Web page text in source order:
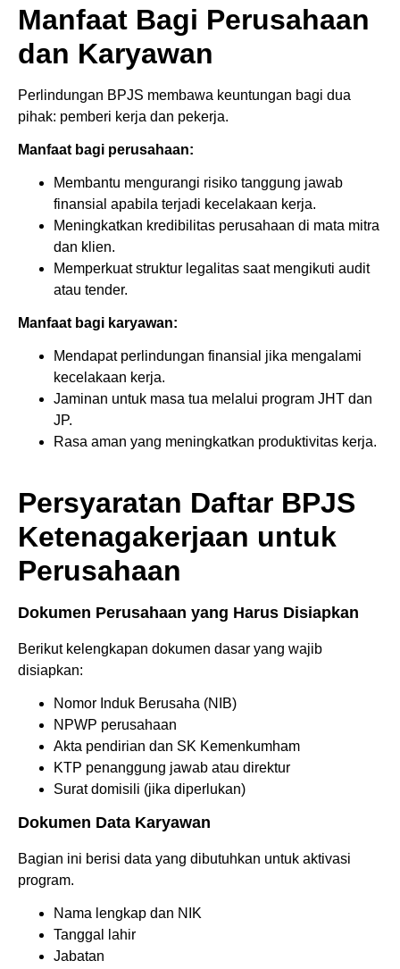
Manfaat Bagi Perusahaan
dan Karyawan
Perlindungan BPJS membawa keuntungan bagi dua
pihak: pemberi kerja dan pekerja.
Manfaat bagi perusahaan:
Membantu mengurangi risiko tanggung jawab
finansial apabila terjadi kecelakaan kerja.
Meningkatkan kredibilitas perusahaan di mata mitra
dan klien.
Memperkuat struktur legalitas saat mengikuti audit
atau tender.
Manfaat bagi karyawan:
Mendapat perlindungan finansial jika mengalami
kecelakaan kerja.
Jaminan untuk masa tua melalui program JHT dan
JP.
Rasa aman yang meningkatkan produktivitas kerja.
Persyaratan Daftar BPJS
Ketenagakerjaan untuk
Perusahaan
Dokumen Perusahaan yang Harus Disiapkan
Berikut kelengkapan dokumen dasar yang wajib
disiapkan:
Nomor Induk Berusaha (NIB)
NPWP perusahaan
Akta pendirian dan SK Kemenkumham
KTP penanggung jawab atau direktur
Surat domisili (jika diperlukan)
Dokumen Data Karyawan
Bagian ini berisi data yang dibutuhkan untuk aktivasi
program.
Nama lengkap dan NIK
Tanggal lahir
Jabatan